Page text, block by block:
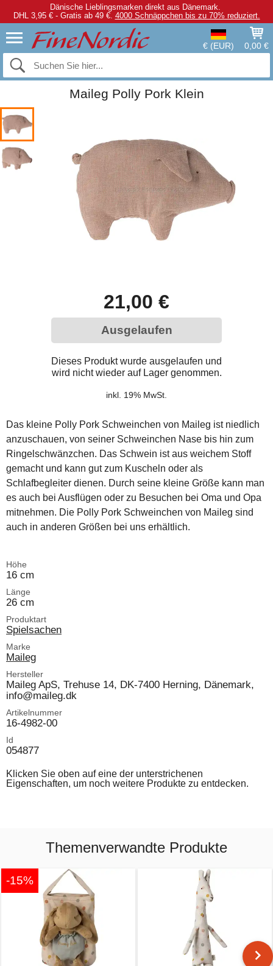
Dänische Lieblingsmarken direkt aus Dänemark.
DHL 3,95 € - Gratis ab 49 €. 4000 Schnäppchen bis zu 70% reduziert.
€ (EUR) 0,00 €
Maileg Polly Pork Klein
21,00 €
Ausgelaufen
Dieses Produkt wurde ausgelaufen und
wird nicht wieder auf Lager genommen.
inkl. 19% MwSt.
Das kleine Polly Pork Schweinchen von Maileg ist niedlich
anzuschauen, von seiner Schweinchen Nase bis hin zum
Ringelschwänzchen. Das Schwein ist aus weichem Stoff
gemacht und kann gut zum Kuscheln oder als
Schlafbegleiter dienen. Durch seine kleine Größe kann man
es auch bei Ausflügen oder zu Besuchen bei Oma und Opa
mitnehmen. Die Polly Pork Schweinchen von Maileg sind
auch in anderen Größen bei uns erhältlich.
Höhe
16 cm
Länge
26 cm
Produktart
Spielsachen
Marke
Maileg
Hersteller
Maileg ApS, Trehuse 14, DK-7400 Herning, Dänemark,
info@maileg.dk
Artikelnummer
16-4982-00
Id
054877
Klicken Sie oben auf eine der unterstrichenen
Eigenschaften, um noch weitere Produkte zu entdecken.
Themenverwandte Produkte
-15%